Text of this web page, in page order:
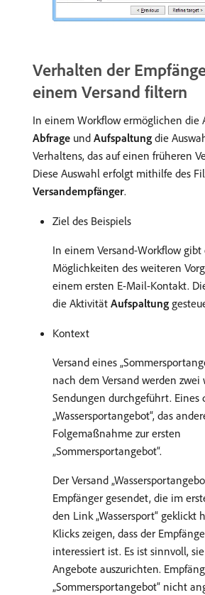
Verhalten der
einem Versand filtern
In einem Workflow ermöglichen die
Abfrage und Aufspaltung die
Verhaltens, das auf einen früheren
Diese Auswahl erfolgt mithilfe des
Versandempfänger.
Ziel des Beispiels
In einem Versand-Workflow gibt
Möglichkeiten des weiteren
einem ersten E-Mail-Kontakt.
die Aktivität Aufspaltung
Kontext
Versand eines
nach dem Versand werden zwei
Sendungen durchgeführt. Eines
„Wassersportangebot“, das
Folgemaßnahme zur ersten
„Sommersportangebot“.
Der Versand
Empfänger gesendet, die im
den Link „Wassersport“ geklickt
Klicks zeigen, dass der
interessiert ist. Es ist sinnvoll,
Angebote auszurichten.
„Sommersportangebot“ nicht